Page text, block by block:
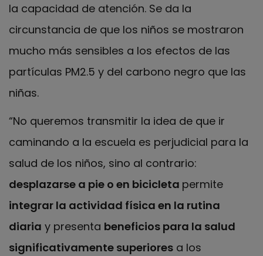
la capacidad de atención. Se da la
circunstancia de que los niños se mostraron
mucho más sensibles a los efectos de las
partículas PM2.5 y del carbono negro que las
niñas.
“No queremos transmitir la idea de que ir
caminando a la escuela es perjudicial para la
salud de los niños, sino al contrario:
desplazarse a pie o en bicicleta permite
integrar la actividad física en la rutina
diaria y presenta beneficios para la salud
significativamente superiores a los